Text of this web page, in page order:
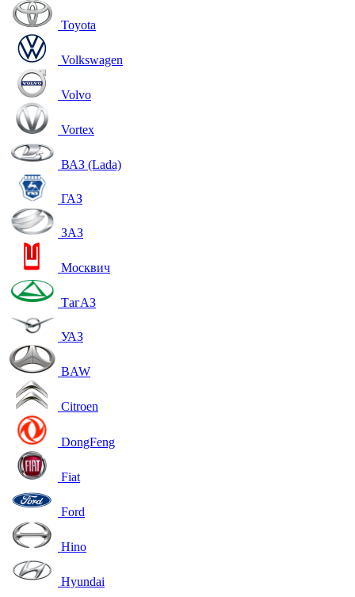
Toyota
Volkswagen
Volvo
Vortex
ВАЗ (Lada)
ГАЗ
ЗАЗ
Москвич
ТагАЗ
УАЗ
BAW
Citroen
DongFeng
Fiat
Ford
Hino
Hyundai